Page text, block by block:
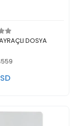
لايوجد DOSYA